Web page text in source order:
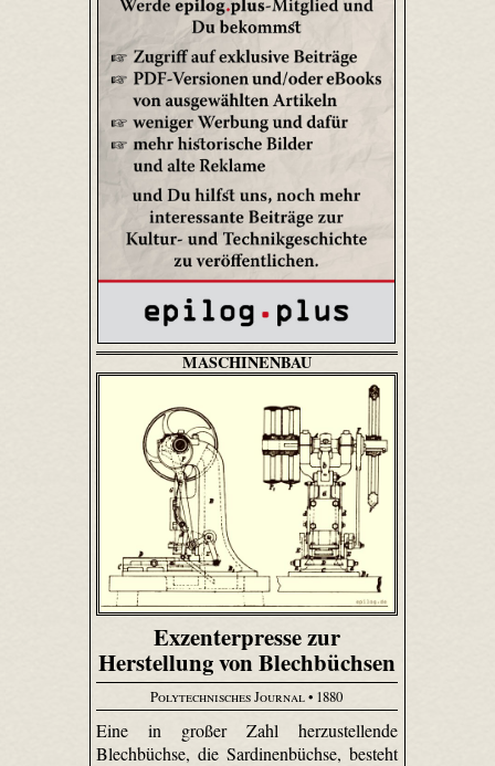
MASCHINENBAU
Exzenterpresse zur
Herstellung von Blechbüchsen
Polytechnisches Journal• 1880
Eine in großer Zahl herzustellende
Blechbüchse, die Sardinenbüchse, besteht